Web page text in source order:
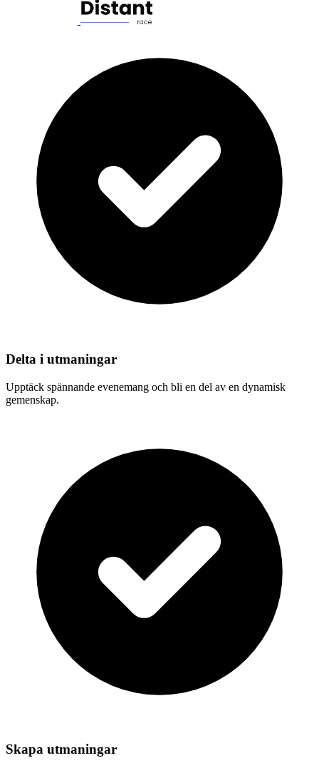
Delta i utmaningar
Upptäck spännande evenemang och bli en del av en dynamisk
gemenskap.
Skapa utmaningar